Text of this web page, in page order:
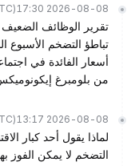
2026-08-08 17:30
(UTC)
تقرير الوظائف
تباطؤ التضخم الأسبوع
من بلومبرغ
2026-08-08 13:17
(UTC)
لماذا يقول أحد كبار
التضخم لا يمكن الفوز